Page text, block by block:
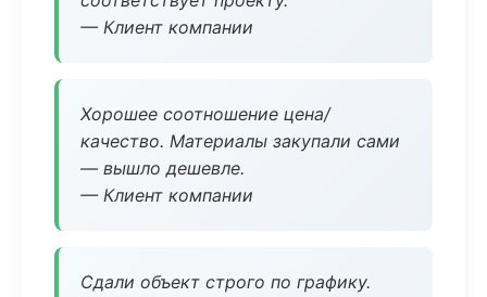
— Клиент компании
Хорошее соотношение цена/
качество. Материалы закупали сами
— вышло дешевле.
— Клиент компании
Сдали объект строго по графику.